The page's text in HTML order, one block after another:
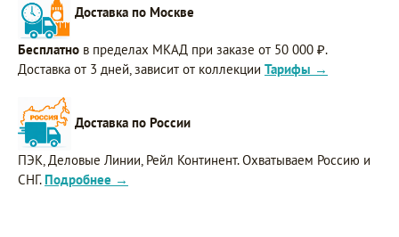
Доставка по Москве
Бесплатно в пределах МКАД при заказе от 50 000 ₽.
Доставка от 3 дней, зависит от коллекции Тарифы →
Доставка по России
ПЭК, Деловые Линии, Рейл Континент. Охватываем Россию и
СНГ. Подробнее →